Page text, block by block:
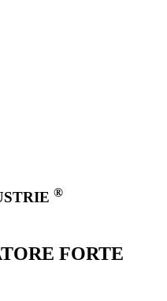
®
FORTE